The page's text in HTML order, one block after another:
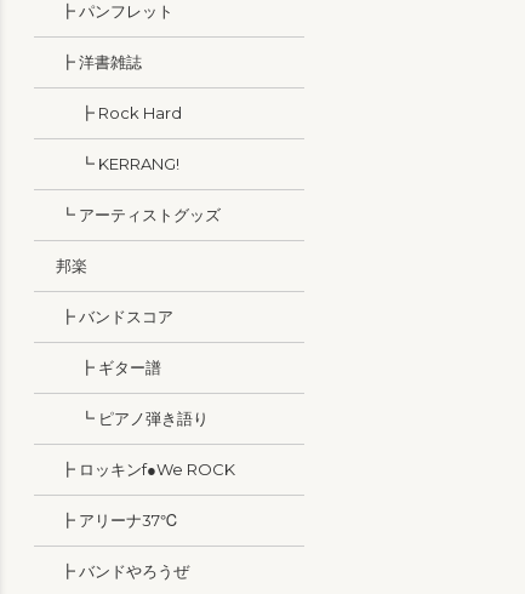
┣ パンフレット
┣ 洋書雑誌
┣ Rock Hard
┗ KERRANG!
┗ アーティストグッズ
邦楽
┣ バンドスコア
┣ ギター譜
┗ ピアノ弾き語り
┣ ロッキンf●We ROCK
┣ アリーナ37℃
┣ バンドやろうぜ